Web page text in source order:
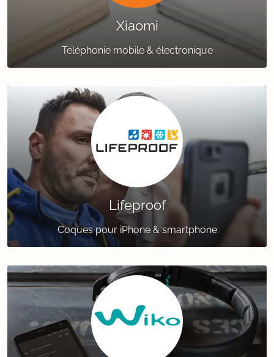
Xiaomi
Téléphonie mobile & électronique
Lifeproof
Coques pour iPhone & smartphone